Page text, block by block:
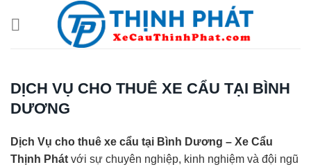
DỊCH VỤ CHO THUÊ XE CẨU TẠI BÌNH
DƯƠNG
Dịch Vụ cho thuê xe cẩu tại Bình Dương – Xe Cẩu
Thịnh Phát với sự chuyên nghiệp, kinh nghiệm và đội ngũ